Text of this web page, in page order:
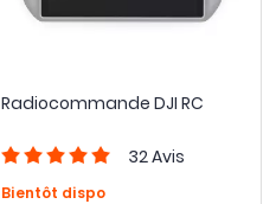
Radiocommande DJI RC
32Avis
Bientôt dispo